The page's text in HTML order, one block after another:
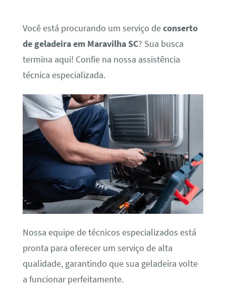
Você está procurando um serviço deconserto
de geladeira em Maravilha SC? Sua busca
termina aqui! Confie na nossa assistência
técnica especializada.
Nossa equipe de técnicos especializados está
pronta para oferecer um serviço de alta
qualidade, garantindo que sua geladeira volte
a funcionar perfeitamente.